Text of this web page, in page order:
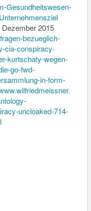
Gesundheitswesen-
2015
bezueglich-
cia-conspiracy-
kurtschaty-wegen-
go-fwd-
in-form-
uncloaked-714-